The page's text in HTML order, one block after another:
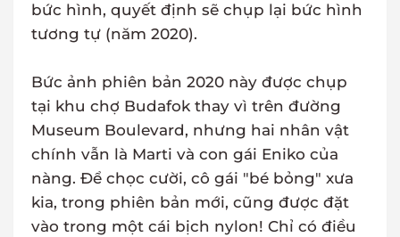
bức hình, quyết định sẽ chụp lại bức hình
tương tự (năm 2020).
Bức ảnh phiên bản 2020 này được chụp
tại khu chợ Budafok thay vì trên đường
Museum Boulevard, nhưng hai nhân vật
chính vẫn là Marti và con gái Eniko của
nàng. Để chọc cười, cô gái "bé bỏng" xưa
kia, trong phiên bản mới, cũng được đặt
vào trong một cái bịch nylon! Chỉ có điều